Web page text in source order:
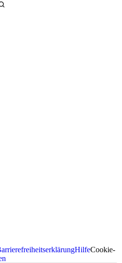
HilfeCookie-